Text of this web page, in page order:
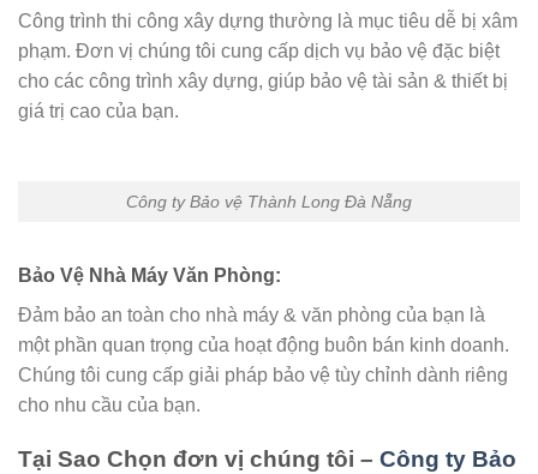
Công trình thi công xây dựng thường là mục tiêu dễ bị xâm
phạm. Đơn vị chúng tôi cung cấp dịch vụ bảo vệ đặc biệt
cho các công trình xây dựng, giúp bảo vệ tài sản & thiết bị
giá trị cao của bạn.
Công ty Bảo vệ Thành Long Đà Nẵng
Bảo Vệ Nhà Máy Văn Phòng:
Đảm bảo an toàn cho nhà máy & văn phòng của bạn là
một phần quan trọng của hoạt động buôn bán kinh doanh.
Chúng tôi cung cấp giải pháp bảo vệ tùy chỉnh dành riêng
cho nhu cầu của bạn.
Tại Sao Chọn đơn vị chúng tôi – Công ty Bảo